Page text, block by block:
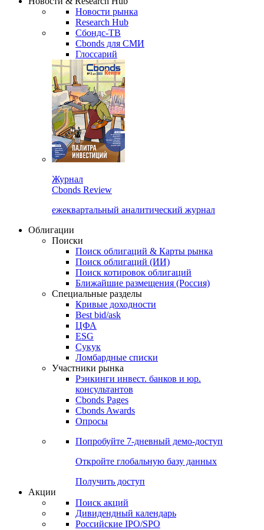
Новости рынка
Research Hub
Сбондс-ТВ
Cbonds для СМИ
Глоссарий
Журнал
Cbonds Review
ежеквартальный аналитический журнал
Облигации
Поиски
Поиск облигаций & Карты рынка
Поиск облигаций (ИИ)
Поиск котировок облигаций
Ближайшие размещения (Россия)
Специальные разделы
Кривые доходности
Best bid/ask
ЦФА
ESG
Сукук
Ломбардные списки
Участники рынка
Рэнкинги инвест. банков и юр.
консультантов
Cbonds Pages
Cbonds Awards
Опросы
Попробуйте 7-дневный демо-доступ
Откройте глобальную базу данных
Получить доступ
Акции
Поиск акций
Дивидендный календарь
Российские IPO/SPO